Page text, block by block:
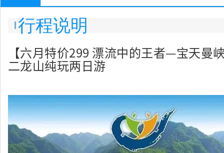
行程说明
【六月特价299 漂流中的王者—宝天曼
二龙山纯玩两日游